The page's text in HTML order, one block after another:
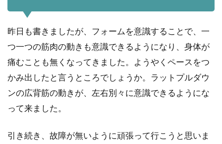
昨日も書きましたが、フォームを意識することで、一
つ一つの筋肉の動きも意識できるようになり、身体が
痛むことも無くなってきました。ようやくペースをつ
かみ出したと言うところでしょうか。ラットプルダウ
ンの広背筋の動きが、左右別々に意識できるようにな
って来ました。
引き続き、故障が無いように頑張って行こうと思いま